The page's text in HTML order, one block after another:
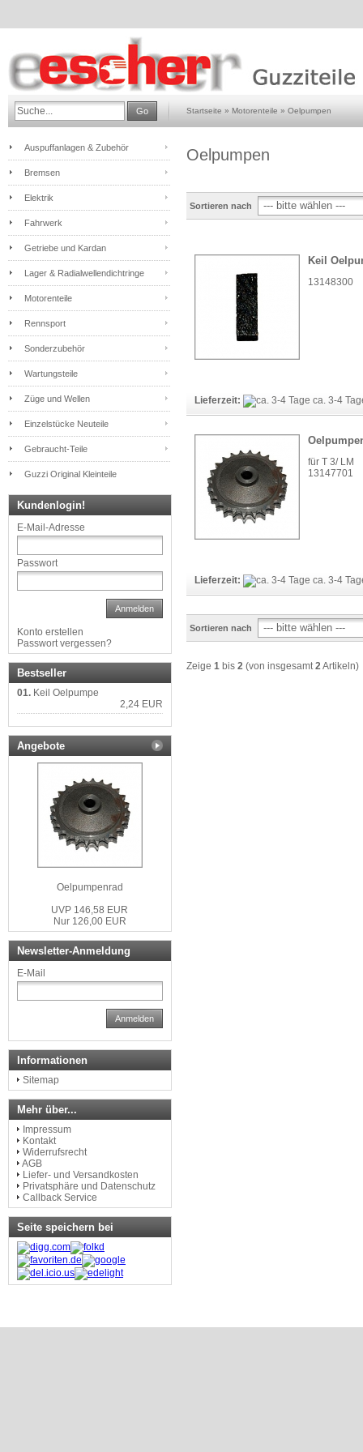
Go Startseite » Motorenteile » Oelpumpen
Oelpumpen
Sortieren nach
Keil
13148300
Lieferzeit: ca. 3-4
für T 3/ LM
13147701
Lieferzeit: ca. 3-4
Sortieren nach
Zeige 1 bis 2 (von insgesamt 2 Artikeln)
Auspuffanlagen & Zubehör
Bremsen
Elektrik
Fahrwerk
Getriebe und Kardan
Lager & Radialwellendichtringe
Motorenteile
Rennsport
Sonderzubehör
Wartungsteile
Züge und Wellen
Einzelstücke Neuteile
Gebraucht-Teile
Guzzi Original Kleinteile
Kundenlogin!
E-Mail-Adresse
Passwort
Anmelden
Konto erstellen
Passwort vergessen?
Bestseller
01. Keil Oelpumpe
2,24 EUR
Angebote
Oelpumpenrad
UVP 146,58 EUR
Nur 126,00 EUR
Newsletter-Anmeldung
E-Mail
Anmelden
Informationen
Sitemap
Mehr über...
Impressum
Kontakt
Widerrufsrecht
AGB
Liefer- und Versandkosten
Privatsphäre und Datenschutz
Callback Service
Seite speichern bei